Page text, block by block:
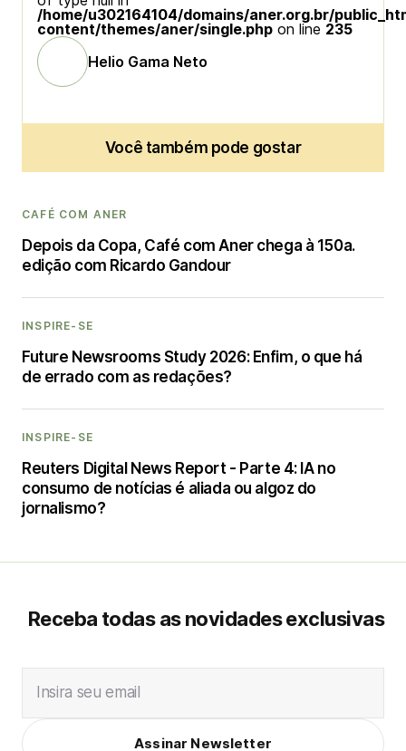
/home/u302164104/domains/aner.org.br/
content/themes/aner/single.php on line 235
Helio Gama Neto
Você também pode gostar
CAFÉ COM ANER
Depois da Copa, Café com Aner chega à 150a.
edição com Ricardo Gandour
INSPIRE-SE
Future Newsrooms Study 2026: Enfim, o que há
de errado com as redações?
INSPIRE-SE
Reuters Digital News Report - Parte 4: IA no
consumo de notícias é aliada ou algoz do
jornalismo?
Receba todas as novidades exclusivas
Insira seu email
Assinar Newsletter